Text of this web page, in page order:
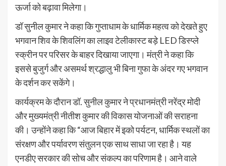
ऊर्जा को बढ़ावा मिलेगा।
डॉ सुनील कुमार ने कहा कि गुप्ताधाम के धार्मिक महत्व को देखते हुए
भगवान शिव के शिवलिंग का लाइव टेलीकास्ट बड़े LED डिस्प्ले
स्क्रीन पर परिसर के बाहर दिखाया जाएगा। मंत्री ने कहा कि
इससे बुजुर्ग और असमर्थ श्रद्धालु भी बिना गुफा के अंदर गए भगवान
के दर्शन कर सकेंगे।
कार्यक्रम के दौरान डॉ. सुनील कुमार ने प्रधानमंत्री नरेंद्र मोदी
और मुख्यमंत्री नीतीश कुमार की विकास योजनाओं की सराहना
की। उन्होंने कहा कि “आज बिहार में इको पर्यटन, धार्मिक स्थलों का
संरक्षण और पर्यावरण संतुलन एक साथ साधा जा रहा है। यह
एनडीए सरकार की सोच और संकल्प का परिणाम है। आने वाले